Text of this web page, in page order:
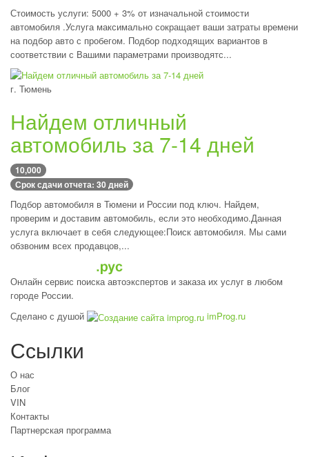
Стоимость услуги: 5000 + 3% от изначальной стоимости
автомобиля .Услуга максимально сокращает ваши затраты времени
на подбор авто с пробегом. Подбор подходящих вариантов в
соответствии с Вашими параметрами производятс...
г. Тюмень
Найдем отличный
автомобиль за 7-14 дней
10,000
Срок сдачи отчета: 30 дней
Подбор автомобиля в Тюмени и России под ключ. Найдем,
проверим и доставим автомобиль, если это необходимо.Данная
услуга включает в себя следующее:Поиск автомобиля. Мы сами
обзвоним всех продавцов,...
Онлайн сервис поиска автоэкспертов и заказа их услуг в любом
городе России.
Сделано с душой
imProg.ru
Ссылки
О нас
Блог
VIN
Контакты
Партнерская программа